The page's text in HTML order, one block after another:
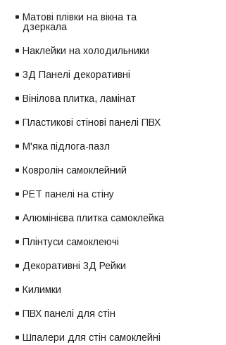
Матові плівки на вікна та
дзеркала
Наклейки на холодильники
3Д Панелі декоративні
Вінілова плитка, ламінат
Пластикові стінові панелі ПВХ
М'яка підлога-пазл
Ковролін самоклейний
PET панелі на стіну
Алюмінієва плитка самоклейка
Плінтуси самоклеючі
Декоративні 3Д Рейки
Килимки
ПВХ панелі для стін
Шпалери для стін самоклейні